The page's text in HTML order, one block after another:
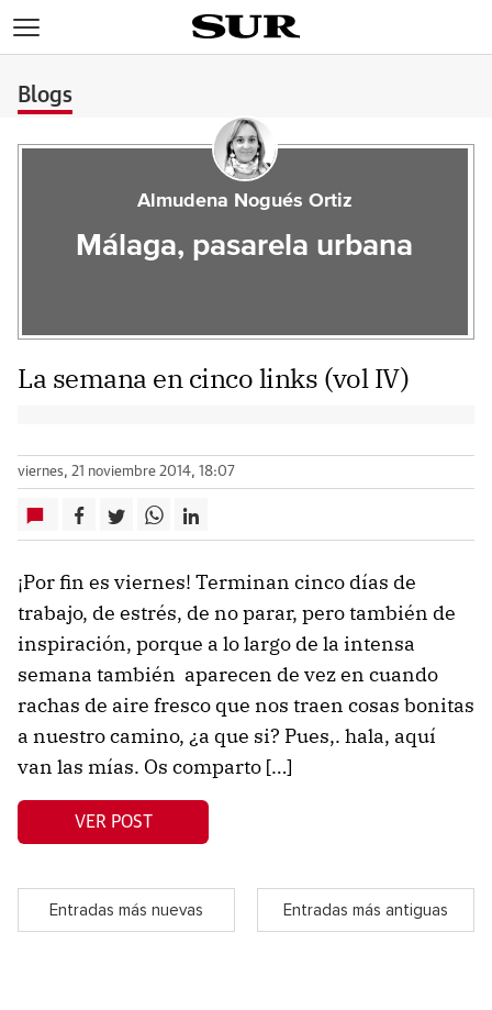
Blogs
Almudena Nogués Ortiz
Málaga, pasarela urbana
La semana en cinco links (vol IV)
viernes, 21 noviembre 2014, 18:07
¡Por fin es viernes! Terminan cinco días de
trabajo, de estrés, de no parar, pero también de
inspiración, porque a lo largo de la intensa
semana también aparecen de vez en cuando
rachas de aire fresco que nos traen cosas bonitas
a nuestro camino, ¿a que si? Pues,. hala, aquí
van las mías. Os comparto […]
VER POST
Entradas más nuevas Entradas más antiguas